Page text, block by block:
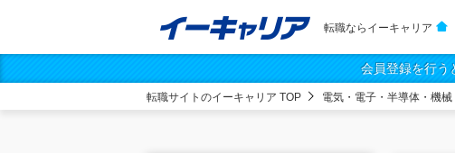
転職ならイーキャリア
会員登録を行う
転職サイトのイーキャリア TOP 電気・電子・半導体・機械